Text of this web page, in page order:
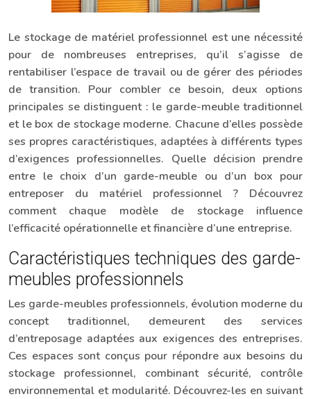
Le stockage de matériel professionnel est une nécessité
pour de nombreuses entreprises, qu’il s’agisse de
rentabiliser l’espace de travail ou de gérer des périodes
de transition. Pour combler ce besoin, deux options
principales se distinguent : le garde-meuble traditionnel
et le box de stockage moderne. Chacune d’elles possède
ses propres caractéristiques, adaptées à différents types
d’exigences professionnelles. Quelle décision prendre
entre le choix d’un garde-meuble ou d’un box pour
entreposer du matériel professionnel ? Découvrez
comment chaque modèle de stockage influence
l’efficacité opérationnelle et financière d’une entreprise.
Caractéristiques techniques des garde-
meubles professionnels
Les garde-meubles professionnels, évolution moderne du
concept traditionnel, demeurent des services
d’entreposage adaptées aux exigences des entreprises.
Ces espaces sont conçus pour répondre aux besoins du
stockage professionnel, combinant sécurité, contrôle
environnemental et modularité. Découvrez-les en suivant